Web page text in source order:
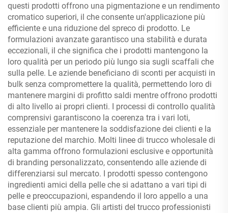
questi prodotti offrono una pigmentazione e un rendimento
cromatico superiori, il che consente un'applicazione più
efficiente e una riduzione del spreco di prodotto. Le
formulazioni avanzate garantisco una stabilità e durata
eccezionali, il che significa che i prodotti mantengono la
loro qualità per un periodo più lungo sia sugli scaffali che
sulla pelle. Le aziende beneficiano di sconti per acquisti in
bulk senza compromettere la qualità, permettendo loro di
mantenere margini di profitto saldi mentre offrono prodotti
di alto livello ai propri clienti. I processi di controllo qualità
comprensivi garantiscono la coerenza tra i vari loti,
essenziale per mantenere la soddisfazione dei clienti e la
reputazione del marchio. Molti linee di trucco wholesale di
alta gamma offrono formulazioni esclusive e opportunità
di branding personalizzato, consentendo alle aziende di
differenziarsi sul mercato. I prodotti spesso contengono
ingredienti amici della pelle che si adattano a vari tipi di
pelle e preoccupazioni, espandendo il loro appello a una
base clienti più ampia. Gli artisti del trucco professionisti